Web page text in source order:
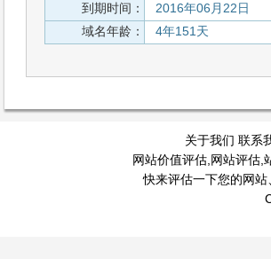
到期时间：
2016年06月22日
域名年龄：
4年151天
关于我们 联系
网站价值评估, 网站评估,
快来评估一下您的网